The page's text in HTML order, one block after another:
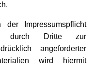
Impressumspflicht
durch Dritte zur
angeforderter
wird hiermit